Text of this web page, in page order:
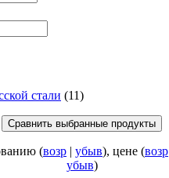
стали (11)
(возр | убыв), цене (возр
убыв)